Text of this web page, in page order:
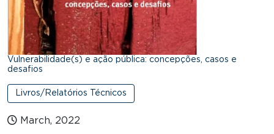
Vulnerabilidade(s) e ação pública: concepções, casos e
desafios
Livros/Relatórios Técnicos
March, 2022